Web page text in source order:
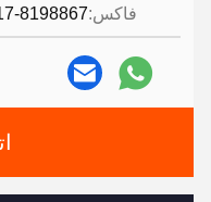
فاكس:8198867